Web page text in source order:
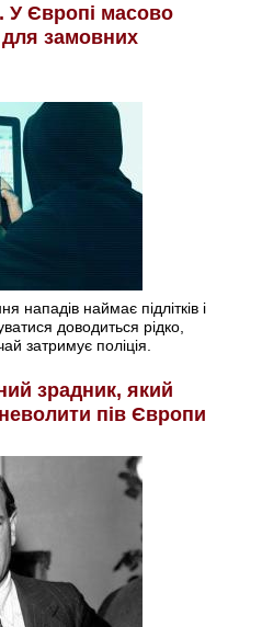
У Європі масово
для замовних
нападів наймає підлітків і
доводиться рідко,
затримує поліція.
зрадник, який
пів Європи